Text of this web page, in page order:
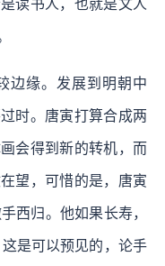
读书人，也就是文人
边缘。发展到明朝中
时。唐寅打算合成两
会得到新的转机，而
望，可惜的是，唐寅
西归。他如果长寿，
是可以预见的，论手